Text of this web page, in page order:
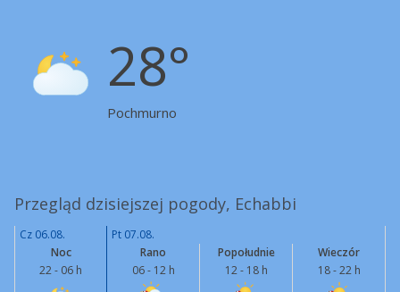
28°
Pochmurno
Przegląd dzisiejszej pogody, Echabbi
Cz 06.08.
Pt 07.08.
Noc
22 - 06 h
Rano
06 - 12 h
Popołudnie
12 - 18 h
Wieczór
18 - 22 h